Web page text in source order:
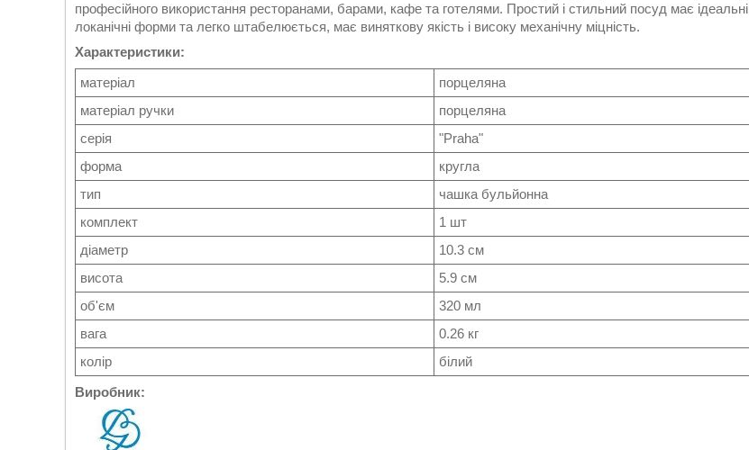
професійного використання ресторанами, барами, кафе та готелями. Простий і стильний посуд має ідеальні
локанічні форми та легко штабелюється, має виняткову якість і високу механічну міцність.
Характеристики:
матеріал
порцеляна
матеріал ручки
порцеляна
серія
"Praha"
форма
кругла
тип
чашка бульйонна
комплект
1 шт
діаметр
10.3 см
висота
5.9 см
об'єм
320 мл
вага
0.26 кг
колір
білий
Виробник: